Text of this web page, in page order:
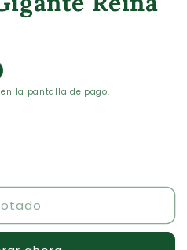
la pantalla de pago.